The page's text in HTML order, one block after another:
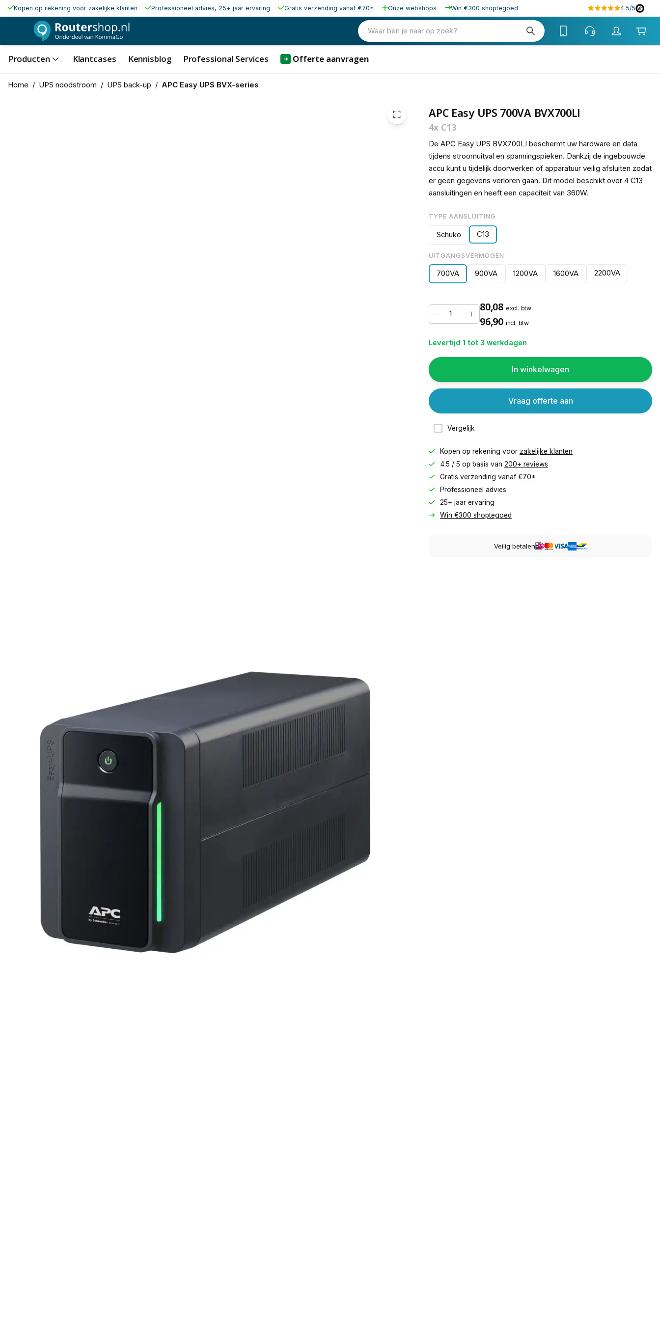
Kopen op rekening voor zakelijke klanten Professioneel advies, 25+ jaar ervaring Gratis verzending vanaf €70* Onze webshops Win €300 shoptegoed 4.5/5
Waar ben je naar op zoek?
Producten Klantcases Kennisblog Professional Services ➜ Offerte aanvragen
Home / UPS noodstroom / UPS back-up / APC Easy UPS BVX-series
APC Easy UPS 700VA BVX700LI
4x C13
De APC Easy UPS BVX700LI beschermt uw hardware en data
tijdens stroomuitval en spanningspieken. Dankzij de ingebouwde
accu kunt u tijdelijk doorwerken of apparatuur veilig afsluiten zodat
er geen gegevens verloren gaan. Dit model beschikt over 4 C13
aansluitingen en heeft een capaciteit van 360W.
TYPE AANSLUITING
Schuko C13
UITGANGSVERMOGEN
700VA 900VA 1200VA 1600VA 2200VA
80,08 excl. btw
96,90 incl. btw
Levertijd 1 tot 3 werkdagen
In winkelwagen
Vergelijk
Vraag offerte aan
Kopen op rekening voor zakelijke klanten
4.5 / 5 op basis van 200+ reviews
Gratis verzending vanaf €70*
Professioneel advies
25+ jaar ervaring
Win €300 shoptegoed
Veilig betalen
€ 87,77